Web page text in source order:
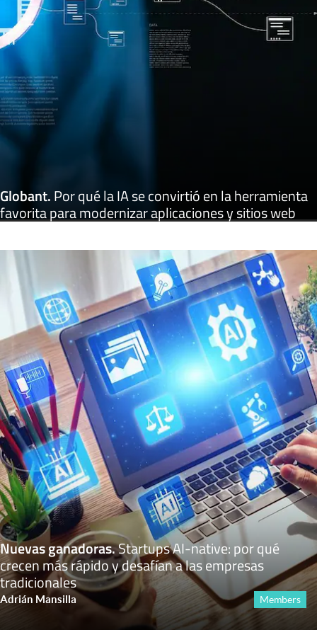
Globant.Por qué la IA se convirtió en la herramienta
favorita para modernizar aplicaciones y sitios web
Nuevas ganadoras.Startups AI-native: por qué
crecen más rápido y desafían a las empresas
tradicionales
Adrián Mansilla Members